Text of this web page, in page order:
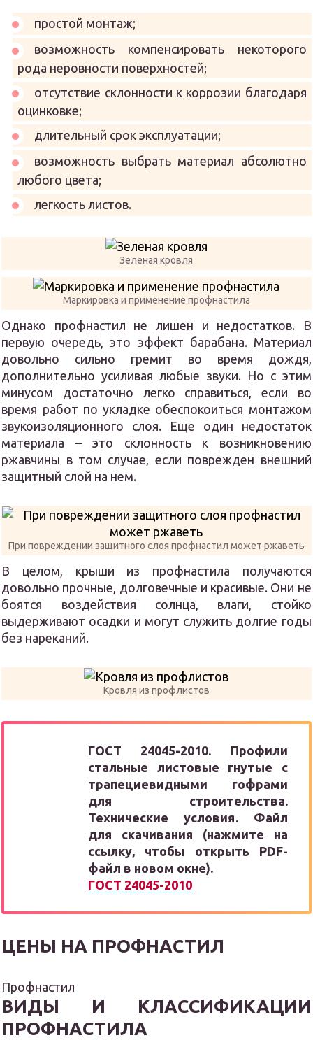
простой монтаж;
возможность компенсировать некоторого
рода неровности поверхностей;
отсутствие склонности к коррозии благодаря
оцинковке;
длительный срок эксплуатации;
возможность выбрать материал абсолютно
любого цвета;
легкость листов.
Зеленая кровля
Маркировка и применение профнастила
Однако профнастил не лишен и недостатков. В
первую очередь, это эффект барабана. Материал
довольно сильно гремит во время дождя,
дополнительно усиливая любые звуки. Но с этим
минусом достаточно легко справиться, если во
время работ по укладке обеспокоиться монтажом
звукоизоляционного слоя. Еще один недостаток
материала – это склонность к возникновению
ржавчины в том случае, если поврежден внешний
защитный слой на нем.
При повреждении защитного слоя профнастил может ржаветь
В целом, крыши из профнастила получаются
довольно прочные, долговечные и красивые. Они не
боятся воздействия солнца, влаги, стойко
выдерживают осадки и могут служить долгие годы
без нареканий.
Кровля из профлистов
ГОСТ 24045-2010. Профили
стальные листовые гнутые с
трапециевидными гофрами
для строительства.
Технические условия. Файл
для скачивания (нажмите на
ссылку, чтобы открыть PDF-
файл в новом окне).
ГОСТ 24045-2010
ЦЕНЫ НА ПРОФНАСТИЛ
Профнастил
ВИДЫ И КЛАССИФИКАЦИИ
ПРОФНАСТИЛА